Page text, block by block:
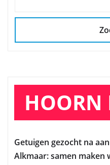
HOORN
Getuigen gezocht na
Alkmaar: samen maken